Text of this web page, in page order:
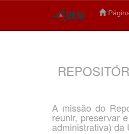
A missão do
reunir, preservar
administrativa) da